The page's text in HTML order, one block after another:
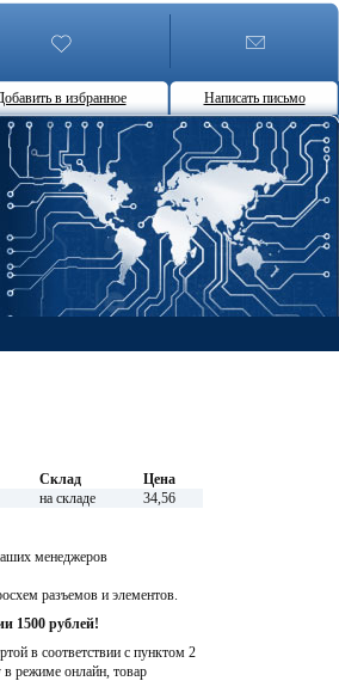
в избранное Написать письмо
Склад
Цена
на складе 34,56
менеджеров
разъемов и элементов.
1500 рублей!
в соответствии с пунктом 2
в режиме онлайн, товар